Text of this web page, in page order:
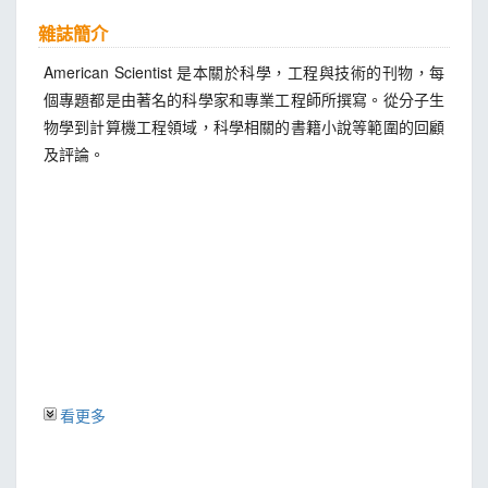
雜誌簡介
American Scientist 是本關於科學，工程與技術的刊物，每
個專題都是由著名的科學家和專業工程師所撰寫。從分子生
物學到計算機工程領域，科學相關的書籍小說等範圍的回顧
及評論。
看更多